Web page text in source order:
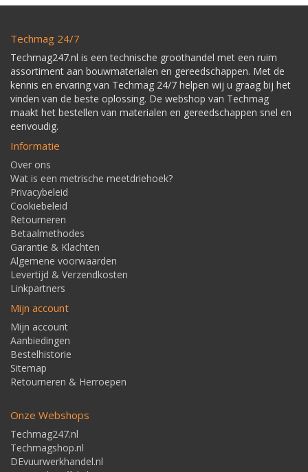
Techmag 24/7
Techmag247.nl is een technische groothandel met een ruim
assortiment aan bouwmaterialen en gereedschappen. Met de
kennis en ervaring van Techmag 24/7 helpen wij u graag bij het
vinden van de beste oplossing. De webshop van Techmag
maakt het bestellen van materialen en gereedschappen snel en
eenvoudig.
Informatie
Over ons
Wat is een metrische meetdriehoek?
Privacybeleid
Cookiebeleid
Retourneren
Betaalmethodes
Garantie & Klachten
Algemene voorwaarden
Levertijd & Verzendkosten
Linkpartners
Mijn account
Mijn account
Aanbiedingen
Bestelhistorie
Sitemap
Retourneren & Herroepen
Onze Webshops
Techmag247.nl
Techmagshop.nl
DEvuurwerkhandel.nl